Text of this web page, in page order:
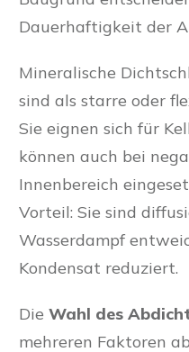
Dauerhaftigkeit der
Mineralische
sind als starre oder
Sie eignen sich für
können auch bei
Innenbereich
Vorteil: Sie sind
Wasserdampf
Kondensat reduziert.
Die Wahl des
mehreren Faktoren